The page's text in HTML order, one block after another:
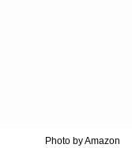
Photo by Amazon